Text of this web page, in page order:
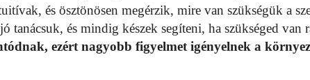
és ösztönösen megérzik, mire van szükségük a
tanácsuk, és mindig készek segíteni, ha szükséged van
ezért nagyobb figyelmet igényelnek a